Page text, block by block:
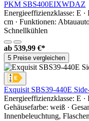
PKM SBS400EIXWDAZ
Energieeffizienzklasse: E
cm · Funktionen:
Schnellkühlen
ab 539,99 €*
5 Preise vergleichen
Exquisit SBS39-440E
Energieeffizienzklasse: E
Gehäusefarbe: weiß ·
Innenbeleuchtung,